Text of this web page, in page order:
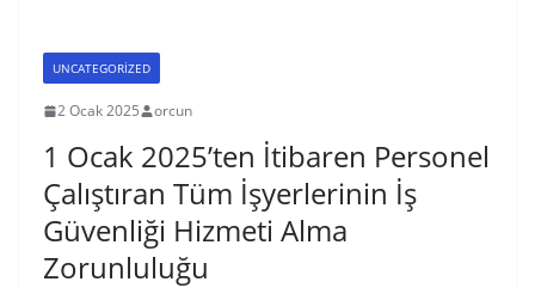
UNCATEGORIZED
2 Ocak 2025 orcun
1 Ocak 2025’ten İtibaren Personel
Çalıştıran Tüm İşyerlerinin İş
Güvenliği Hizmeti Alma
Zorunluluğu